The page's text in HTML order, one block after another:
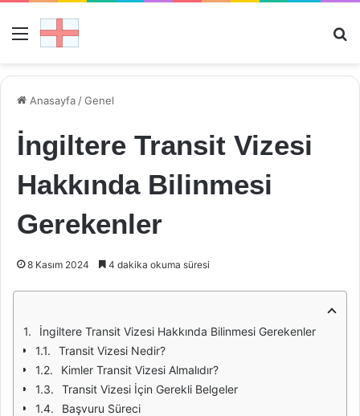
Menü
Anasayfa /Genel
İngiltere Transit Vizesi
Hakkında Bilinmesi
Gerekenler
8 Kasım 2024 4 dakika okuma süresi
İngiltere Transit Vizesi Hakkında Bilinmesi Gerekenler
Transit Vizesi Nedir?
Kimler Transit Vizesi Almalıdır?
Transit Vizesi İçin Gerekli Belgeler
Başvuru Süreci